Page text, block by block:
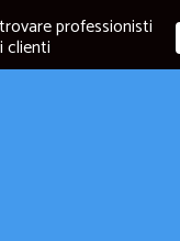
professionisti
clienti